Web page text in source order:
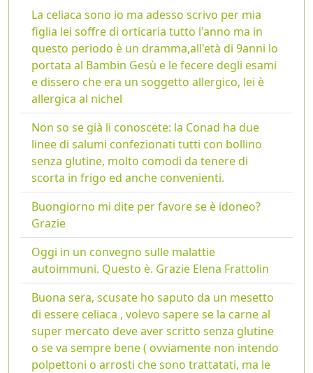
La celiaca sono io ma adesso scrivo per mia
figlia lei soffre di orticaria tutto l'anno ma in
questo periodo è un dramma,all'età di 9anni lo
portata al Bambin Gesù e le fecere degli esami
e dissero che era un soggetto allergico, lei è
allergica al nichel
Non so se già li conoscete: la Conad ha due
linee di salumi confezionati tutti con bollino
senza glutine, molto comodi da tenere di
scorta in frigo ed anche convenienti.
Buongiorno mi dite per favore se è idoneo?
Grazie
Oggi in un convegno sulle malattie
autoimmuni. Questo è. Grazie Elena Frattolin
Buona sera, scusate ho saputo da un mesetto
di essere celiaca , volevo sapere se la carne al
super mercato deve aver scritto senza glutine
o se va sempre bene ( ovviamente non intendo
polpettoni o arrosti che sono trattatati, ma le